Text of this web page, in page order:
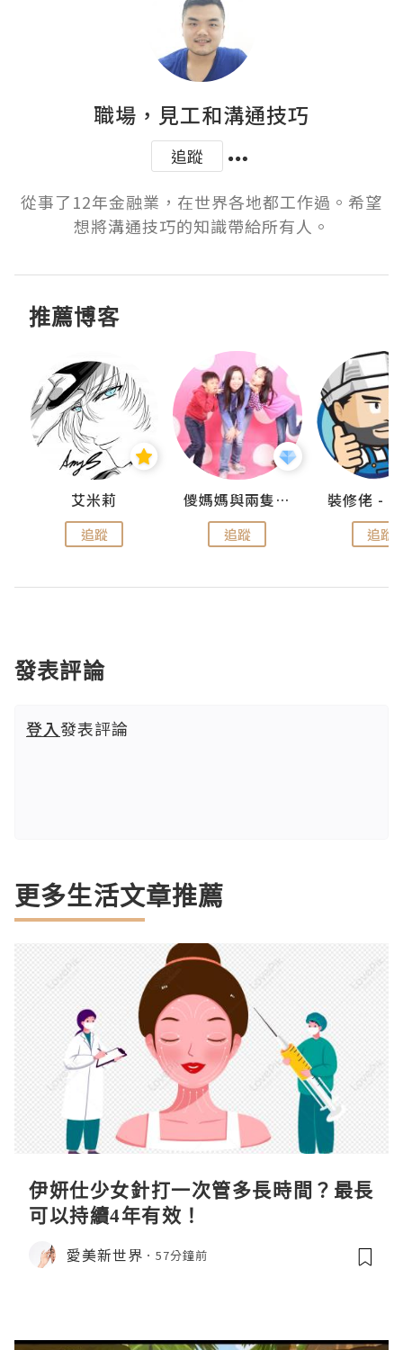
職場，見工和溝通技巧
追蹤
從事了12年金融業，在世界各地都工作過。希望
想將溝通技巧的知識帶給所有人。
推薦博客
艾米莉
追蹤
儍媽媽與兩隻小魔怪之家
追蹤 追蹤
發表評論
登入發表評論
更多生活文章推薦
伊妍仕少女針打一次管多長時間？最長
可以持續4年有效！
愛美新世界 57分鐘前